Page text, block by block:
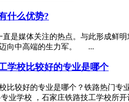
什么优势?
是媒体关注的热点。与此形成鲜明
向中高端的生力军。 ...
学校比较好的专业是哪个
比较好的专业是哪个？铁路热门
业学校 ，石家庄铁路技工学校所